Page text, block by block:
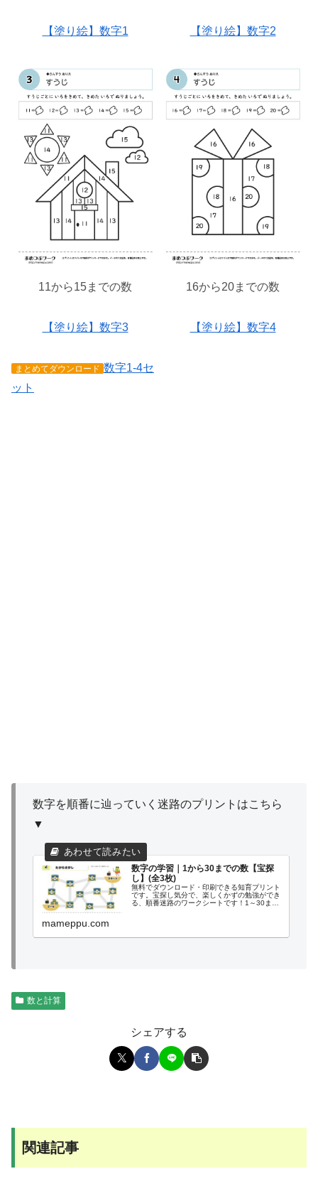
【塗り絵】数字1
11から15までの数
【塗り絵】数字3
まとめてダウンロード 数字1-4セ
ット
【塗り絵】数字2
16から20までの数
【塗り絵】数字4
数字を順番に辿っていく迷路のプリントはこちら
▼
数字の学習｜1から30までの数【宝探
し】(全3枚)
無料でダウンロード・印刷できる知育プリント
です。宝探し気分で、楽しくかずの勉強ができ
る、順番迷路のワークシートです！1～30まで
mameppu.com
数と計算
シェアする
関連記事